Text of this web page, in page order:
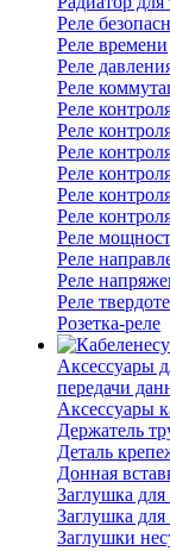
Реле
Реле времени
Реле
Реле
Реле
Реле
Реле
Реле
Реле
Реле
Реле
Реле
Реле
Реле
Розетка-реле
Аксессуары
передачи
Аксессуары
Держатель
Деталь
Донная
Заглушка
Заглушка
Заглушки